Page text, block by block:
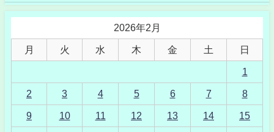
2026年2月
月 火 水 木 金 土 日
1
2 3 4 5 6 7 8
9 10 11 12 13 14 15